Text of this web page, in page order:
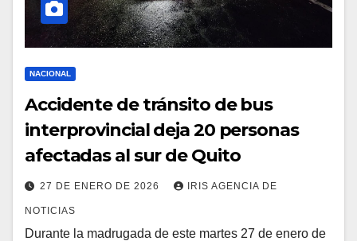
NACIONAL
Accidente de tránsito de bus
interprovincial deja 20 personas
afectadas al sur de Quito
27 DE ENERO DE 2026 IRIS AGENCIA DE
NOTICIAS
Durante la madrugada de este martes 27 de enero de